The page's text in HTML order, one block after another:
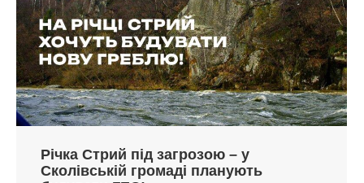
Річка Стрий під загрозою – у
Сколівській громаді планують